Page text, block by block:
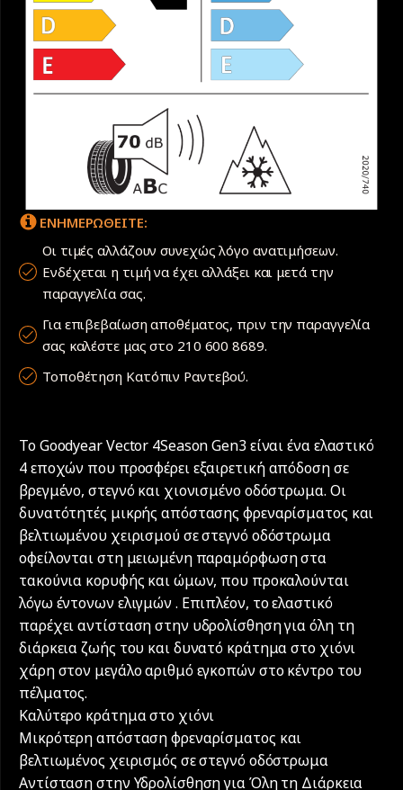
ΕΝΗΜΕΡΩΘΕΙΤΕ:
Οι τιμές αλλάζουν συνεχώς λόγο ανατιμήσεων.
Ενδέχεται η τιμή να έχει αλλάξει και μετά την
παραγγελία σας.
Για επιβεβαίωση αποθέματος, πριν την παραγγελία
σας καλέστε μας στο 210 600 8689.
Τοποθέτηση Κατόπιν Ραντεβού.
Το Goodyear Vector 4Season Gen3 είναι ένα ελαστικό
4 εποχών που προσφέρει εξαιρετική απόδοση σε
βρεγμένο, στεγνό και χιονισμένο οδόστρωμα. Οι
δυνατότητές μικρής απόστασης φρεναρίσματος και
βελτιωμένου χειρισμού σε στεγνό οδόστρωμα
οφείλονται στη μειωμένη παραμόρφωση στα
τακούνια κορυφής και ώμων, που προκαλούνται
λόγω έντονων ελιγμών . Επιπλέον, το ελαστικό
παρέχει αντίσταση στην υδρολίσθηση για όλη τη
διάρκεια ζωής του και δυνατό κράτημα στο χιόνι
χάρη στον μεγάλο αριθμό εγκοπών στο κέντρο του
πέλματος.
Καλύτερο κράτημα στο χιόνι
Μικρότερη απόσταση φρεναρίσματος και
βελτιωμένος χειρισμός σε στεγνό οδόστρωμα
Αντίσταση στην Υδρολίσθηση για Όλη τη Διάρκεια